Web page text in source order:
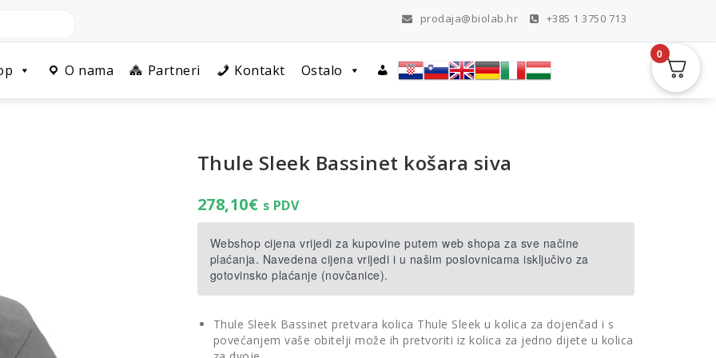
prodaja@biolab.hr +385 1 3750 713
O nama Partneri Kontakt Ostalo
Thule Sleek Bassinet košara siva
278,10€ s PDV
Webshop cijena vrijedi za kupovine putem web shopa za sve načine
plaćanja. Navedena cijena vrijedi i u našim poslovnicama isključivo za
gotovinsko plaćanje (novčanice).
Thule Sleek Bassinet pretvara kolica Thule Sleek u kolica za dojenčad i s
povećanjem vaše obitelji može ih pretvoriti iz kolica za jedno dijete u kolica
0